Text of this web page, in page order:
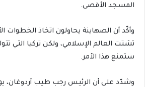
المسجد الأقصى.
وأكّد أن الصهاينة يحاولون اتخاذ الخطوات
تشتت العالم الإسلامي، ولكن تركيا التي
ستمنع هذا الأمر.
وشدّد على أن الرئيس رجب طيب أردوغان،